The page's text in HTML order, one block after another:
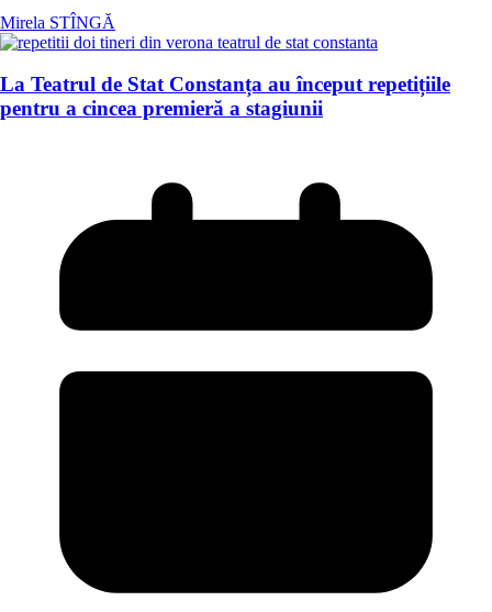
Mirela STÎNGĂ
La Teatrul de Stat Constanța au început repetițiile
pentru a cincea premieră a stagiunii